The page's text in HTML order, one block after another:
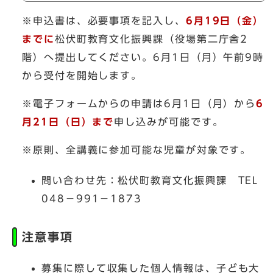
※申込書は、必要事項を記入し、 6月19日（金）
までに松伏町教育文化振興課（役場第二庁舎2
階）へ提出してください。6月1日（月）午前9時
から受付を開始します。
※電子フォームからの申請は6月1日（月）から6
月21日（日）まで申し込みが可能です。
※原則、全講義に参加可能な児童が対象です。
問い合わせ先：松伏町教育文化振興課 TEL
048－991－1873
注意事項
募集に際して収集した個人情報は、子ども大